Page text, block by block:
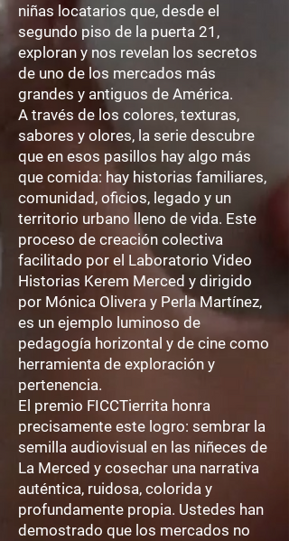
niñas locatarios que, desde el
segundo piso de la puerta 21,
exploran y nos revelan los secretos
de uno de los mercados más
grandes y antiguos de América.
A través de los colores, texturas,
sabores y olores, la serie descubre
que en esos pasillos hay algo más
que comida: hay historias familiares,
comunidad, oficios, legado y un
territorio urbano lleno de vida. Este
proceso de creación colectiva
facilitado por el Laboratorio Video
Historias Kerem Merced y dirigido
por Mónica Olivera y Perla Martínez,
es un ejemplo luminoso de
pedagogía horizontal y de cine como
herramienta de exploración y
pertenencia.
El premio FICCTierrita honra
precisamente este logro: sembrar la
semilla audiovisual en las niñeces de
La Merced y cosechar una narrativa
auténtica, ruidosa, colorida y
profundamente propia. Ustedes han
demostrado que los mercados no